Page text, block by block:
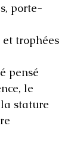
porte-
trophées
pensé
le
stature